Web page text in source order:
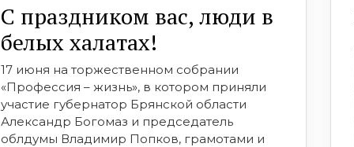
С праздником вас, люди в
белых халатах!
17 июня на торжественном собрании
«Профессия – жизнь», в котором приняли
участие губернатор Брянской области
Александр Богомаз и председатель
облдумы Владимир Попков, грамотами и